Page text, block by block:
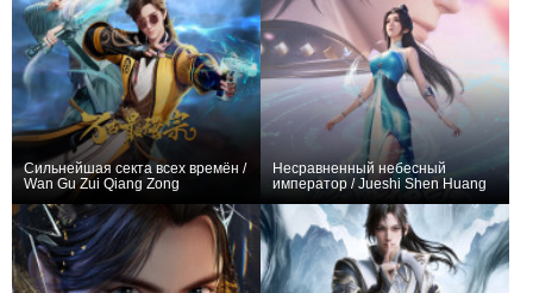
Сильнейшая секта всех времён /
Wan Gu Zui Qiang Zong
Несравненный небесный
император / Jueshi Shen Huang